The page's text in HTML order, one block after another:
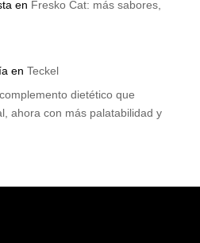
en Fresko Cat: más sabores,
en Teckel
dietético que
ahora con más palatabilidad y